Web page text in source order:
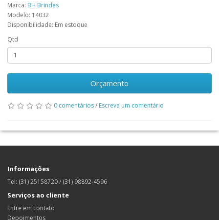
Marca: BH Brindes
Modelo: 14032
Disponibilidade: Em estoque
Qtd
Orçamento
0 comentários/ Escreva um comentário
Informações
Tel: (31) 25158720 / (31) 98892-4596
Serviços ao cliente
Entre em contato
Depoimentos